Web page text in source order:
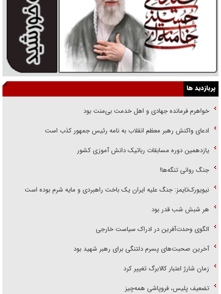
پربازدید ها
خواهرم فرمانده جهادی و اهل خدمت بی‌منت بود
ادعای واکنش رهبر معظم انقلاب به نامه رئیس جمهور کذب است
یازدهمین دوره مسابقات رباتیک دانش آموزی کشور
جنگ روانی تنگه‌ها!
نیویورک‌تایمز: جنگ علیه ایران یک باخت راهبردی و مایه شرم بوده است
هر شبش شب قدر بود
الگوی وحدت‌آفرین در ادراک سیاست خارجی
آخرین صحبت‌های پسرم دلتنگی برای رهبر شهید بود
زمان شارژ اعتبار کالابرگ تغییر کرد
تضعیف پلیس، فروپاشی همه‌چیز